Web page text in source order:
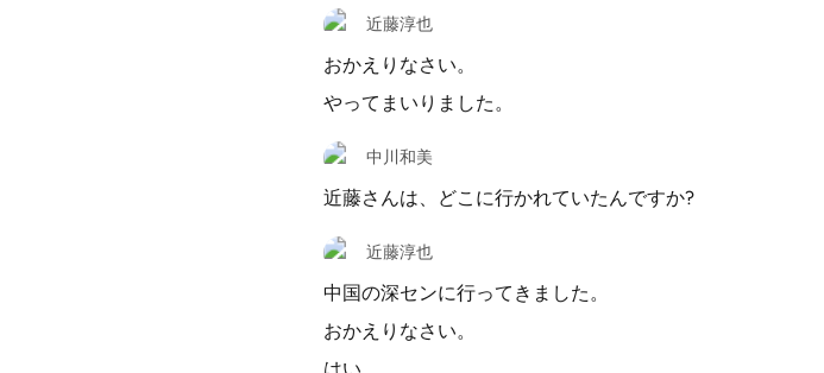
近藤淳也
おかえりなさい。
やってまいりました。
中川和美
近藤さんは、どこに行かれていたんですか?
近藤淳也
中国の深センに行ってきました。
おかえりなさい。